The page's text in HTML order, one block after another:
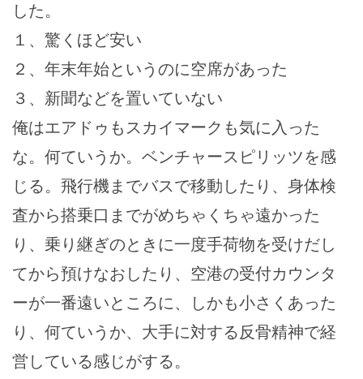
した。
１、驚くほど安い
２、年末年始というのに空席があった
３、新聞などを置いていない
俺はエアドゥもスカイマークも気に入った
な。何ていうか。ベンチャースピリッツを感
じる。飛行機までバスで移動したり、身体検
査から搭乗口までがめちゃくちゃ遠かった
り、乗り継ぎのときに一度手荷物を受けだし
てから預けなおしたり、空港の受付カウンタ
ーが一番遠いところに、しかも小さくあった
り、何ていうか、大手に対する反骨精神で経
営している感じがする。